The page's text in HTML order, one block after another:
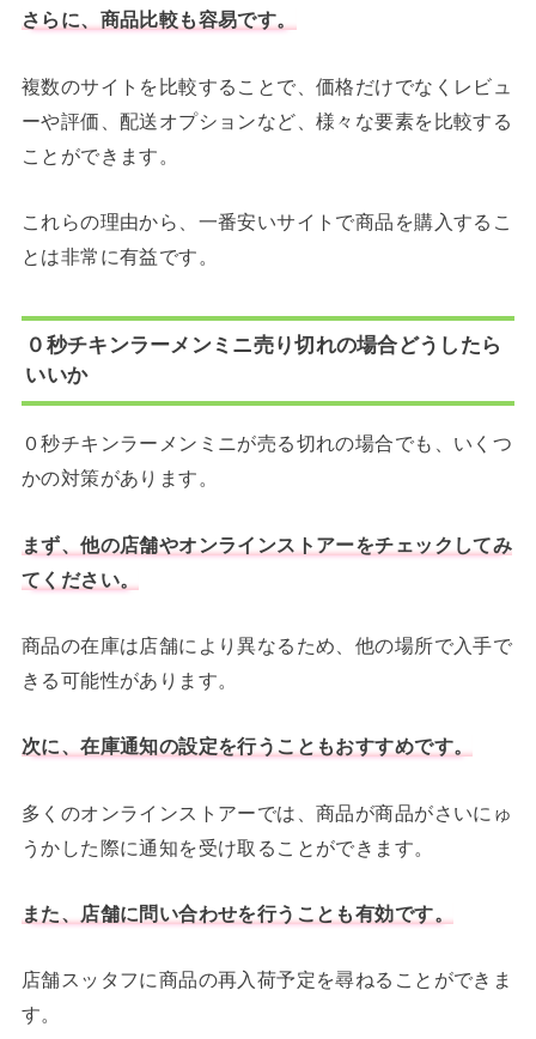
さらに、商品比較も容易です。
複数のサイトを比較することで、価格だけでなくレビュ
ーや評価、配送オプションなど、様々な要素を比較する
ことができます。
これらの理由から、一番安いサイトで商品を購入するこ
とは非常に有益です。
０秒チキンラーメンミニ売り切れの場合どうしたら
いいか
０秒チキンラーメンミニが売る切れの場合でも、いくつ
かの対策があります。
まず、他の店舗やオンラインストアーをチェックしてみ
てください。
商品の在庫は店舗により異なるため、他の場所で入手で
きる可能性があります。
次に、在庫通知の設定を行うこともおすすめです。
多くのオンラインストアーでは、商品が商品がさいにゅ
うかした際に通知を受け取ることができます。
また、店舗に問い合わせを行うことも有効です。
店舗スッタフに商品の再入荷予定を尋ねることができま
す。